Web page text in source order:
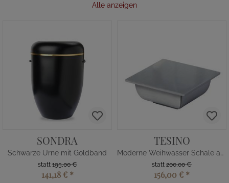
Alle anzeigen
SONDRA
Schwarze Urne mit Goldband
statt195,00 €
141,18 € *
TESINO
Moderne Weihwasser Schale aus Aluminium
statt 200,00 €
156,00 € *